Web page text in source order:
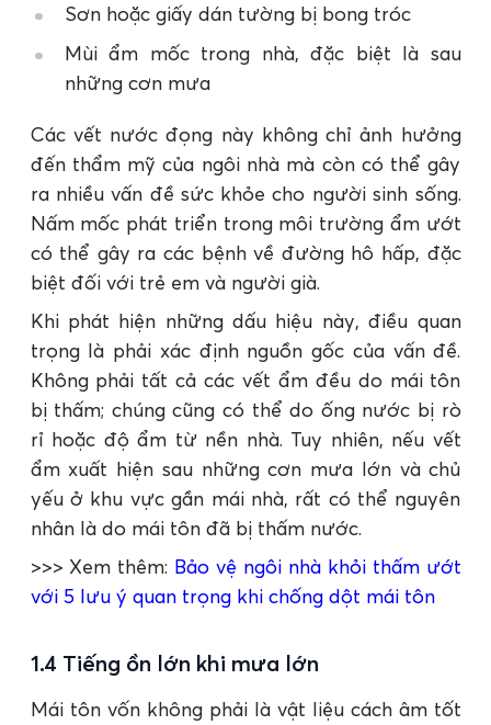
Sơn hoặc giấy dán tường bị bong tróc
Mùi ẩm mốc trong nhà, đặc biệt là sau
những cơn mưa
Các vết nước đọng này không chỉ ảnh hưởng
đến thẩm mỹ của ngôi nhà mà còn có thể gây
ra nhiều vấn đề sức khỏe cho người sinh sống.
Nấm mốc phát triển trong môi trường ẩm ướt
có thể gây ra các bệnh về đường hô hấp, đặc
biệt đối với trẻ em và người già.
Khi phát hiện những dấu hiệu này, điều quan
trọng là phải xác định nguồn gốc của vấn đề.
Không phải tất cả các vết ẩm đều do mái tôn
bị thấm; chúng cũng có thể do ống nước bị rò
rỉ hoặc độ ẩm từ nền nhà. Tuy nhiên, nếu vết
ẩm xuất hiện sau những cơn mưa lớn và chủ
yếu ở khu vực gần mái nhà, rất có thể nguyên
nhân là do mái tôn đã bị thấm nước.
>>> Xem thêm: Bảo vệ ngôi nhà khỏi thấm ướt
với 5 lưu ý quan trọng khi chống dột mái tôn
1.4 Tiếng ồn lớn khi mưa lớn
Mái tôn vốn không phải là vật liệu cách âm tốt